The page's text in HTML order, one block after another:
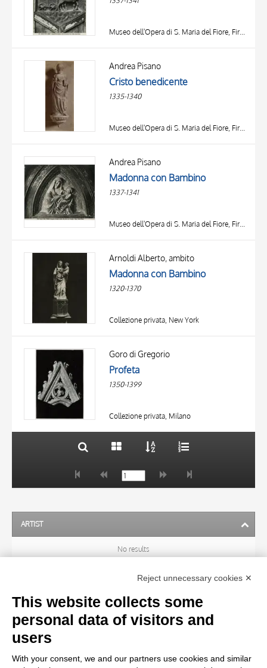
Museo dell'Opera di S. Maria del Fiore, Firenze
Andrea Pisano
Cristo benedicente
1335-1340
Museo dell'Opera di S. Maria del Fiore, Firenze
Andrea Pisano
Madonna con Bambino
1337-1341
Museo dell'Opera di S. Maria del Fiore, Firenze
Arnoldi Alberto, ambito
Madonna con Bambino
1320-1370
Collezione privata, New York
Goro di Gregorio
Profeta
1350-1399
Collezione privata, Milano
TITLE
ARTIST
No results
OBJECT
LOCATION
Reject unnecessary cookies ✕
This website collects some
personal data of visitors and
users
With your consent, we and our partners use cookies and similar